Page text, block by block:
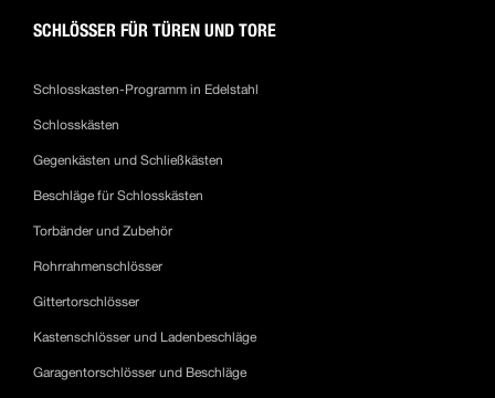
SCHLÖSSER FÜR TÜREN UND TORE
Schlosskasten-Programm in Edelstahl
Schlosskästen
Gegenkästen und Schließkästen
Beschläge für Schlosskästen
Torbänder und Zubehör
Rohrrahmenschlösser
Gittertorschlösser
Kastenschlösser und Ladenbeschläge
Garagentorschlösser und Beschläge